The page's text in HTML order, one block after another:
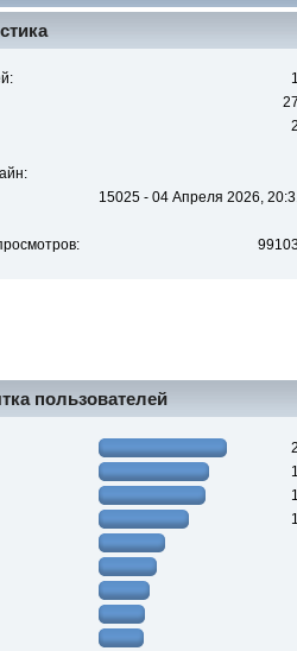
15025 - 04 Апреля 2026,
пользователей